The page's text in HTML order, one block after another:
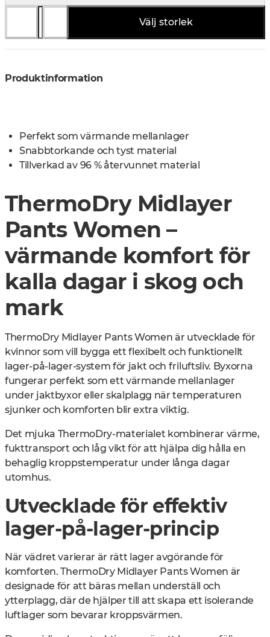
Välj storlek
Produktinformation
Perfekt som värmande mellanlager
Snabbtorkande och tyst material
Tillverkad av 96 % återvunnet material
ThermoDry Midlayer
Pants Women –
värmande komfort för
kalla dagar i skog och
mark
ThermoDry Midlayer Pants Women är utvecklade för
kvinnor som vill bygga ett flexibelt och funktionellt
lager-på-lager-system för jakt och friluftsliv. Byxorna
fungerar perfekt som ett värmande mellanlager
under jaktbyxor eller skalplagg när temperaturen
sjunker och komforten blir extra viktig.
Det mjuka ThermoDry-materialet kombinerar värme,
fukttransport och låg vikt för att hjälpa dig hålla en
behaglig kroppstemperatur under långa dagar
utomhus.
Utvecklade för effektiv
lager-på-lager-princip
När vädret varierar är rätt lager avgörande för
komforten. ThermoDry Midlayer Pants Women är
designade för att bäras mellan underställ och
ytterplagg, där de hjälper till att skapa ett isolerande
luftlager som bevarar kroppsvärmen.